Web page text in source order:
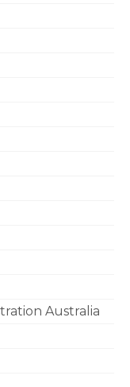
Australia